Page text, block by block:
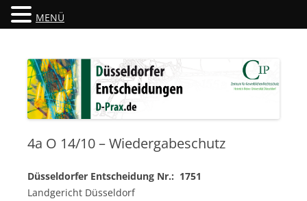
Düsseldorfer Entscheidungen
4a O 14/10 – Wiedergabeschutz
Düsseldorfer Entscheidung Nr.: 1751
Landgericht Düsseldorf
MENÜ